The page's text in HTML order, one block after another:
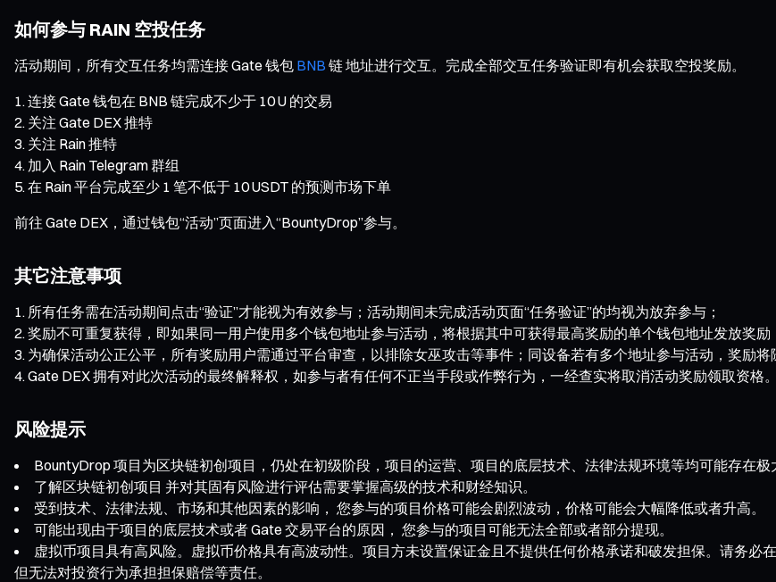
如何参与 RAIN 空投任务
活动期间，所有交互任务均需连接 Gate 钱包 BNB 链 地址进行交互。完成全部交互任务验证即有机会获取空投奖励。
连接 Gate 钱包在 BNB 链完成不少于 10 U 的交易
关注 Gate DEX 推特
关注 Rain 推特
加入 Rain Telegram 群组
在 Rain 平台完成至少 1 笔不低于 10 USDT 的预测市场下单
前往 Gate DEX，通过钱包“活动”页面进入“BountyDrop”参与。
其它注意事项
所有任务需在活动期间点击“验证”才能视为有效参与；活动期间未完成活动页面“任务验证”的均视为放弃参与；
奖励不可重复获得，即如果同一用户使用多个钱包地址参与活动，将根据其中可获得最高奖励的单个钱包地址发放奖励
为确保活动公正公平，所有奖励用户需通过平台审查，以排除女巫攻击等事件；同设备若有多个地址参与活动，奖励将
Gate DEX 拥有对此次活动的最终解释权，如参与者有任何不正当手段或作弊行为，一经查实将取消活动奖励领取资格。
风险提示
BountyDrop 项目为区块链初创项目，仍处在初级阶段，项目的运营、项目的底层技术、法律法规环境等均可能存在极
了解区块链初创项目 并对其固有风险进行评估需要掌握高级的技术和财经知识。
受到技术、法律法规、市场和其他因素的影响， 您参与的项目价格可能会剧烈波动，价格可能会大幅降低或者升高。
可能出现由于项目的底层技术或者 Gate 交易平台的原因， 您参与的项目可能无法全部或者部分提现。
虚拟币项目具有高风险。虚拟币价格具有高波动性。项目方未设置保证金且不提供任何价格承诺和破发担保。请务必
但无法对投资行为承担担保赔偿等责任。